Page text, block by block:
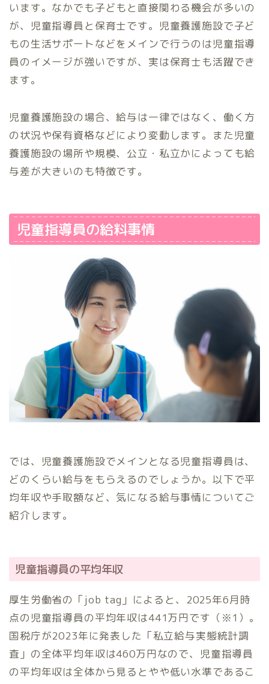
います。なかでも子どもと直接関わる機会が多いの
が、児童指導員と保育士です。児童養護施設で子ど
もの生活サポートなどをメインで行うのは児童指導
員のイメージが強いですが、実は保育士も活躍でき
ます。
児童養護施設の場合、給与は一律ではなく、働く方
の状況や保有資格などにより変動します。また児童
養護施設の場所や規模、公立・私立かによっても給
与差が大きいのも特徴です。
児童指導員の給料事情
では、児童養護施設でメインとなる児童指導員は、
どのくらい給与をもらえるのでしょうか。以下で平
均年収や手取額など、気になる給与事情についてご
紹介します。
児童指導員の平均年収
厚生労働省の「job tag」によると、2025年6月時
点の児童指導員の平均年収は441万円です（※1）。
国税庁が2023年に発表した「私立給与実態統計調
査」の全体平均年収は460万円なので、児童指導員
の平均年収は全体から見るとやや低い水準であるこ